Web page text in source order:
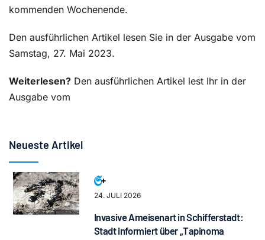
kommenden Wochenende.
Den ausführlichen Artikel lesen Sie in der Ausgabe vom
Samstag, 27. Mai 2023.
Weiterlesen? Den ausführlichen Artikel lest Ihr in der
Ausgabe vom
Neueste Artikel
24. JULI 2026
Invasive Ameisenart in Schifferstadt:
Stadt informiert über „Tapinoma